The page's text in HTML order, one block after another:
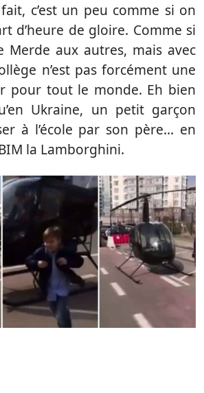
c’est un peu comme si on
d’heure de gloire. Comme si
Merde aux autres, mais avec
n’est pas forcément une
pour tout le monde. Eh bien
Ukraine, un petit garçon
à l’école par son père… en
la Lamborghini.